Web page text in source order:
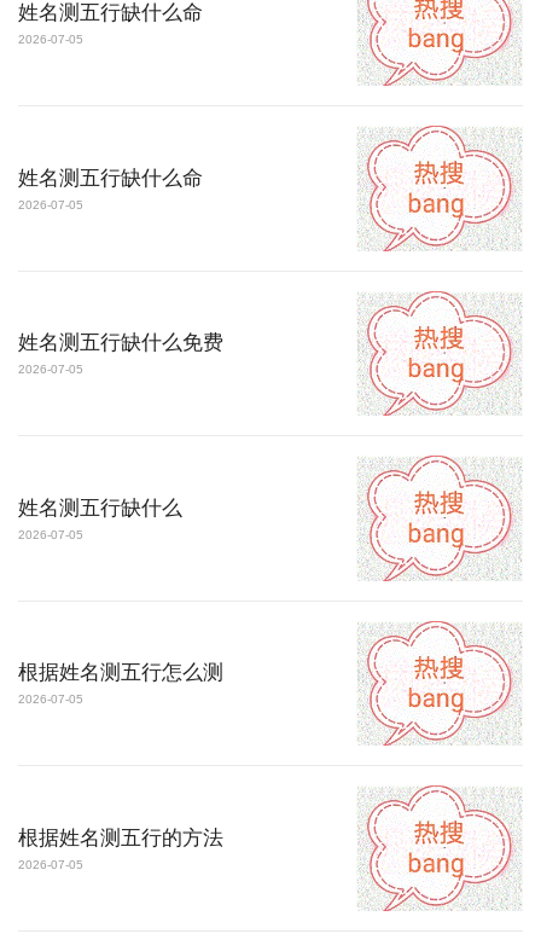
姓名测五行缺什么命
2026-07-05
姓名测五行缺什么命
2026-07-05
姓名测五行缺什么免费
2026-07-05
姓名测五行缺什么
2026-07-05
根据姓名测五行怎么测
2026-07-05
根据姓名测五行的方法
2026-07-05